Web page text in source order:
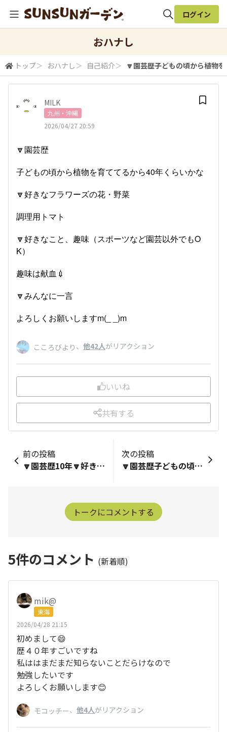
検索
ログイン
おハナし
トップ＞ おハナし ＞ 自己紹介＞ 🔽園芸歴子どもの頃から植物
MILK
九州・沖縄
2026/04/27 20:59
🔽園芸歴
子どもの頃から植物を育ててるから40年くらいかな
🔽好きなフラワーズの花・野菜
調理用トマト
🔽好きなこと、趣味（スポーツなど園芸以外でもO
K）
趣味は献血💉
🔽みんなに一言
よろしくお願いしますm(_ _)m
こころびより 、 他42人がリアクション
いいね
共有する
前の投稿
🔽園芸歴10年🔽好きなフラワーズの花・野菜ボンザマーガレット🔽好きなこと、趣味（スポーツなど園芸以外でもOK）ガーデニング・読書・猫🔽みんなに一言初参加です。よろしくお願いします😊画像は、初めてお迎えしたアズーロコンパクトとももいろハートです❤️
次の投稿
🔽園芸歴子どもの頃から母と一緒に何かしら育てていましたが、自分で苗を買って育てるようになってから40年くらいかな？🔽好きなフラワーズの花・野菜ボンザマーガレット、サンビーナスMOCO、星空マム🔽好きなこと、趣味（スポーツなど園芸以外でもOK）ガーデニング、音楽鑑賞､海外ドラマ、英語🔽みんなに一言はじめまして。小さな庭で色んなお花をマイペースに育てています。最近のテーマは宿根草の夏越し、冬越しです。どうぞよろしくお願いします!
トークにコメントする
5件のコメント (新着順)
mik@
東海
2026/04/28 21:15
初めまして😄
歴４０年すごいですね
私ははまだまだ知らないことだらけなので
勉強したいです
よろしくお願いします😊
モコッチー、 他4人がリアクション